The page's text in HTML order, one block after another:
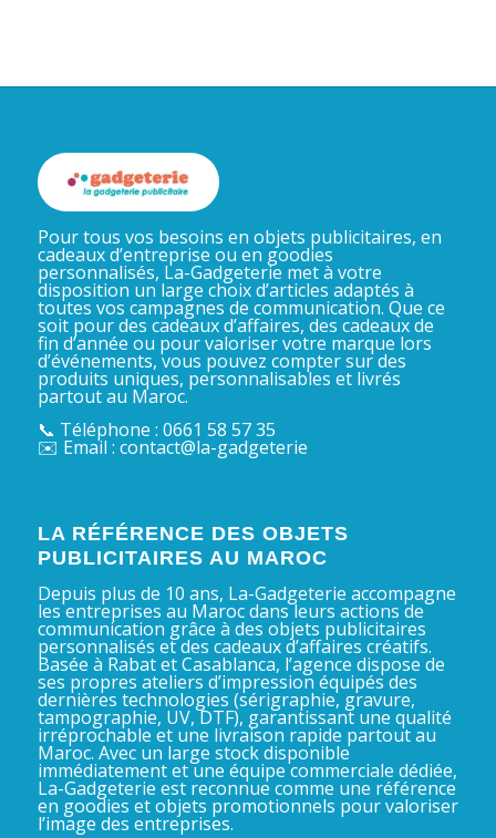
Pour tous vos besoins en objets publicitaires, en
cadeaux d’entreprise ou en goodies
personnalisés, La-Gadgeterie met à votre
disposition un large choix d’articles adaptés à
toutes vos campagnes de communication. Que ce
soit pour des cadeaux d’affaires, des cadeaux de
fin d’année ou pour valoriser votre marque lors
d’événements, vous pouvez compter sur des
produits uniques, personnalisables et livrés
partout au Maroc.
📞 Téléphone : 0661 58 57 35
✉️ Email : contact@la-gadgeterie
LA RÉFÉRENCE DES OBJETS
PUBLICITAIRES AU MAROC
Depuis plus de 10 ans, La-Gadgeterie accompagne
les entreprises au Maroc dans leurs actions de
communication grâce à des objets publicitaires
personnalisés et des cadeaux d’affaires créatifs.
Basée à Rabat et Casablanca, l’agence dispose de
ses propres ateliers d’impression équipés des
dernières technologies (sérigraphie, gravure,
tampographie, UV, DTF), garantissant une qualité
irréprochable et une livraison rapide partout au
Maroc. Avec un large stock disponible
immédiatement et une équipe commerciale dédiée,
La-Gadgeterie est reconnue comme une référence
en goodies et objets promotionnels pour valoriser
l’image des entreprises.